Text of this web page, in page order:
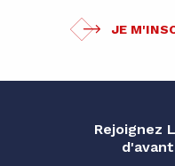
JE
Rejoignez